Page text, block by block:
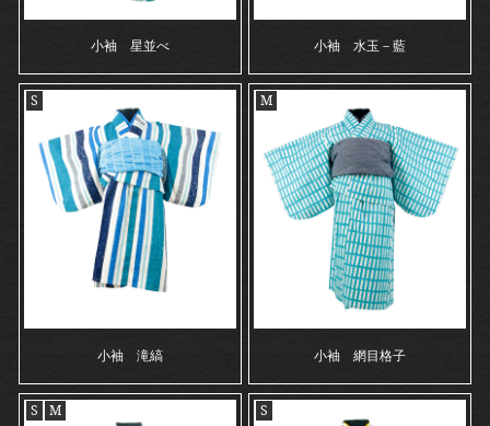
小袖 星並べ 小袖 水玉－藍
S
小袖 滝縞
M
小袖 網目格子
S M S